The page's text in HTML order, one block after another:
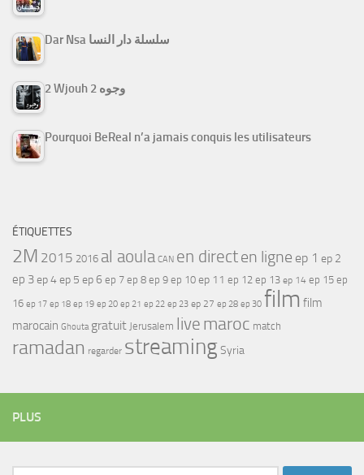
Dar Nsa سلسلة دار النسا
2 Wjouh 2 وجوه
Pourquoi BeReal n’a jamais conquis les utilisateurs
ÉTIQUETTES
2M 2015 2016 al aoula CAN en directen ligne ep 1 ep 2
ep 3ep 4ep 5 ep 6 ep 7 ep 8 ep 9 ep 10 ep 11 ep 12 ep 13 ep 14 ep 15 ep
16 ep 17 ep 18 ep 19 ep 20 ep 21 ep 22 ep 23 ep 27 ep 28 ep 30 film film
marocain Ghouta gratuit Jerusalem live maroc match
ramadan regarder streamingSyria
PLUS